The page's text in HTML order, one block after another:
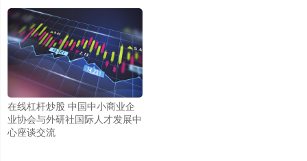
在线杠杆炒股 中国中小商业企
业协会与外研社国际人才发展中
心座谈交流